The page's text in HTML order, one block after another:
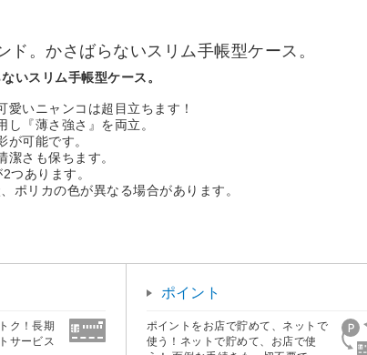
。かさばらないスリム手帳型ケース。
いスリム手帳型ケース。
いニャンコは超目立ちます！
『薄さ強さ』を両立。
可能です。
さも保ちます。
つあります。
ポリカの色が異なる場合があります。
ク！長期
サービス
ポイント
ポイントをお店で貯めて、ネットで
使う！ネットで貯めて、お店で使